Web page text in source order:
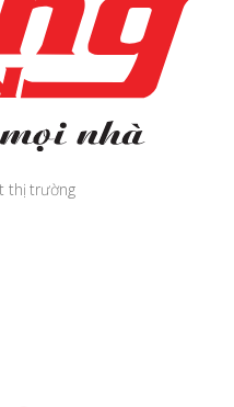
thị trường